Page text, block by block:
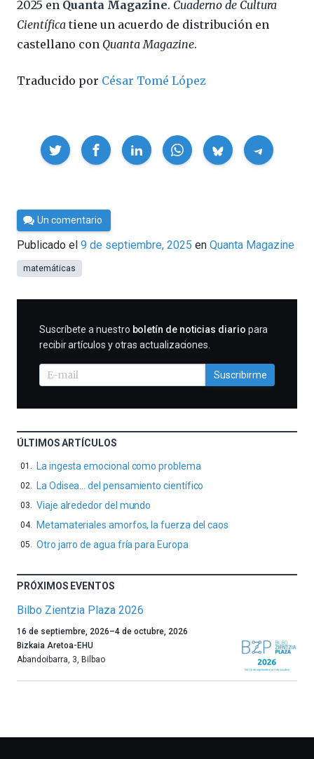
2025 en Quanta Magazine. Cuaderno de Cultura
Científica tiene un acuerdo de distribución en
castellano con Quanta Magazine.
Traducido por César Tomé López
Compartir
Por
César
Tomé
Un comentario
Publicado el 9 de septiembre, 2025 en Quanta Magazine
matemáticas
SUSCRIBIRME
Suscríbete a nuestro boletín de noticias diario para
recibir artículos y otras actualizaciones.
Suscribirme
ÚLTIMOS ARTÍCULOS
La ingesta emocional como problema
La Odisea… del pensamiento científico
Viaje alrededor del mundo
Metamateriales amorfos, la fuerza del caos
Otro jarro de agua fría para Europa
PRÓXIMOS EVENTOS
Bilbo Zientzia Plaza 2026
Un
año
más,
16 de septiembre, 2026–4 de octubre, 2026
Bizkaia Aretoa-EHU
Abandoibarra, 3, Bilbao